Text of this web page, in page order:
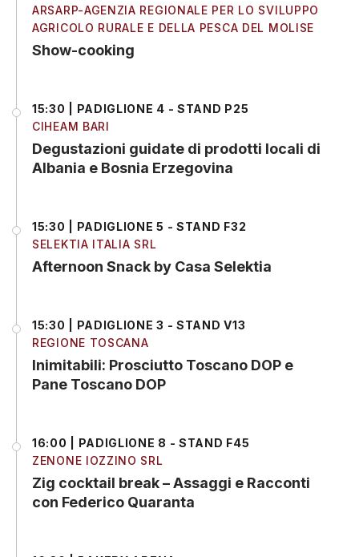
ARSARP-AGENZIA REGIONALE PER LO SVILUPPO
AGRICOLO RURALE E DELLA PESCA DEL MOLISE
Show-cooking
15:30 | PADIGLIONE 4 - STAND P25
CIHEAM BARI
Degustazioni guidate di prodotti locali di
Albania e Bosnia Erzegovina
15:30 | PADIGLIONE 5 - STAND F32
SELEKTIA ITALIA SRL
Afternoon Snack by Casa Selektia
15:30 | PADIGLIONE 3 - STAND V13
REGIONE TOSCANA
Inimitabili: Prosciutto Toscano DOP e
Pane Toscano DOP
16:00 | PADIGLIONE 8 - STAND F45
ZENONE IOZZINO SRL
Zig cocktail break – Assaggi e Racconti
con Federico Quaranta